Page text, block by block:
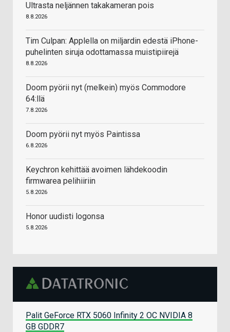
Ultrasta neljännen takakameran pois
8.8.2026
Tim Culpan: Applella on miljardin edestä iPhone-
puhelinten siruja odottamassa muistipiirejä
8.8.2026
Doom pyörii nyt (melkein) myös Commodore
64:llä
7.8.2026
Doom pyörii nyt myös Paintissa
6.8.2026
Keychron kehittää avoimen lähdekoodin
firmwarea pelihiiriin
5.8.2026
Honor uudisti logonsa
5.8.2026
Palit GeForce RTX 5060 Infinity 2 OC NVIDIA 8
GB GDDR7